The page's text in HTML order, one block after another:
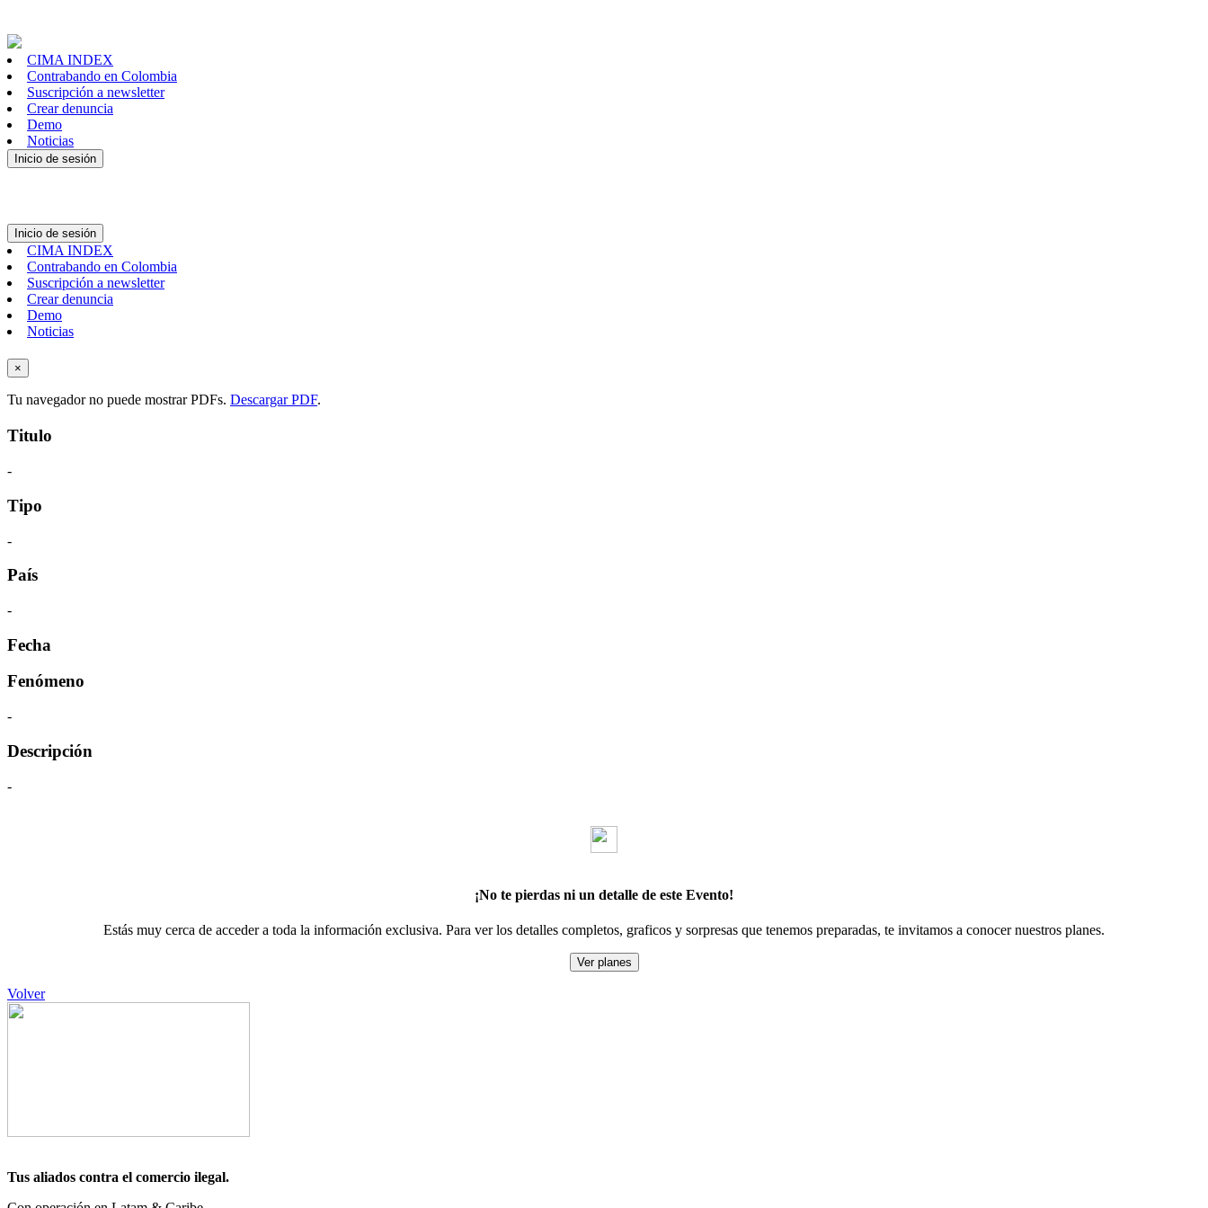
CIMA INDEX
Contrabando en Colombia
Suscripción a newsletter
Crear denuncia
Demo
Noticias
Inicio de sesión
Inicio de sesión
CIMA INDEX
Contrabando en Colombia
Suscripción a newsletter
Crear denuncia
Demo
Noticias
×
Tu navegador no puede mostrar PDFs. Descargar PDF.
Titulo
-
Tipo
-
País
-
Fecha
Fenómeno
-
Descripción
-
¡No te pierdas ni un detalle de este Evento!
Estás muy cerca de acceder a toda la información exclusiva. Para ver los detalles completos, graficos y sorpresas que tenemos preparadas, te invitamos a conocer nuestros planes.
Ver planes
Volver
Tus aliados contra el comercio ilegal.